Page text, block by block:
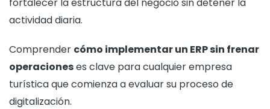
actividad diaria.
Comprender cómo implementar un ERP sin frenar
operacioneses clave para cualquier empresa
turística que comienza a evaluar su proceso de
digitalización.